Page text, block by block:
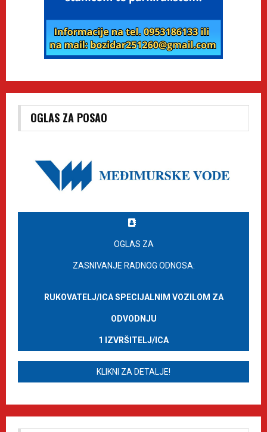
OGLAS ZA POSAO
OGLAS ZA
ZASNIVANJE RADNOG ODNOSA:
RUKOVATELJ/ICA SPECIJALNIM VOZILOM ZA
ODVODNJU
1 IZVRŠITELJ/ICA
KLIKNI ZA DETALJE!